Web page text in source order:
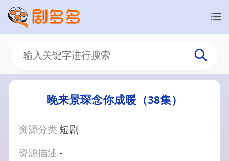
晚来景琛念你成暖（38集）
资源分类 短剧
资源描述-